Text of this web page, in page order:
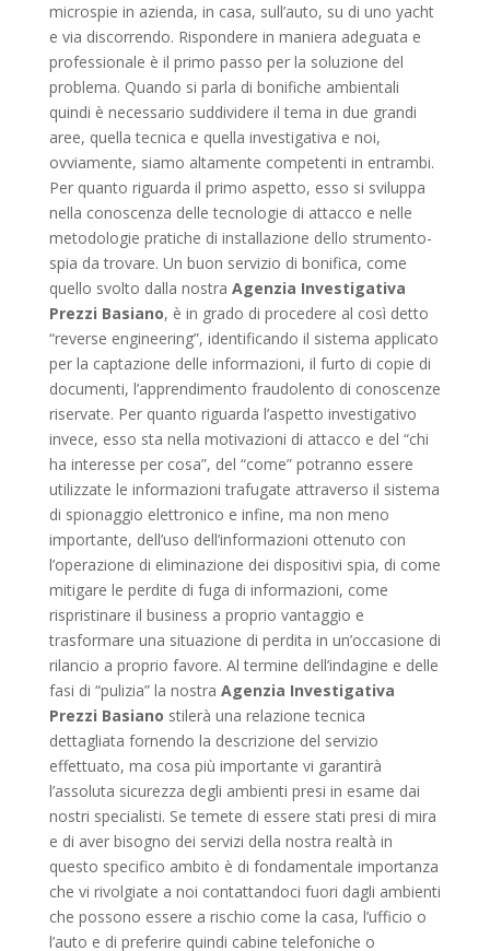
microspie in azienda, in casa, sull’auto, su di uno yacht
e via discorrendo. Rispondere in maniera adeguata e
professionale è il primo passo per la soluzione del
problema. Quando si parla di bonifiche ambientali
quindi è necessario suddividere il tema in due grandi
aree, quella tecnica e quella investigativa e noi,
ovviamente, siamo altamente competenti in entrambi.
Per quanto riguarda il primo aspetto, esso si sviluppa
nella conoscenza delle tecnologie di attacco e nelle
metodologie pratiche di installazione dello strumento-
spia da trovare. Un buon servizio di bonifica, come
quello svolto dalla nostra Agenzia Investigativa
Prezzi Basiano, è in grado di procedere al così detto
“reverse engineering”, identificando il sistema applicato
per la captazione delle informazioni, il furto di copie di
documenti, l’apprendimento fraudolento di conoscenze
riservate. Per quanto riguarda l’aspetto investigativo
invece, esso sta nella motivazioni di attacco e del “chi
ha interesse per cosa”, del “come” potranno essere
utilizzate le informazioni trafugate attraverso il sistema
di spionaggio elettronico e infine, ma non meno
importante, dell’uso dell’informazioni ottenuto con
l’operazione di eliminazione dei dispositivi spia, di come
mitigare le perdite di fuga di informazioni, come
rispristinare il business a proprio vantaggio e
trasformare una situazione di perdita in un’occasione di
rilancio a proprio favore. Al termine dell’indagine e delle
fasi di “pulizia” la nostra Agenzia Investigativa
Prezzi Basiano stilerà una relazione tecnica
dettagliata fornendo la descrizione del servizio
effettuato, ma cosa più importante vi garantirà
l’assoluta sicurezza degli ambienti presi in esame dai
nostri specialisti. Se temete di essere stati presi di mira
e di aver bisogno dei servizi della nostra realtà in
questo specifico ambito è di fondamentale importanza
che vi rivolgiate a noi contattandoci fuori dagli ambienti
che possono essere a rischio come la casa, l’ufficio o
l’auto e di preferire quindi cabine telefoniche o